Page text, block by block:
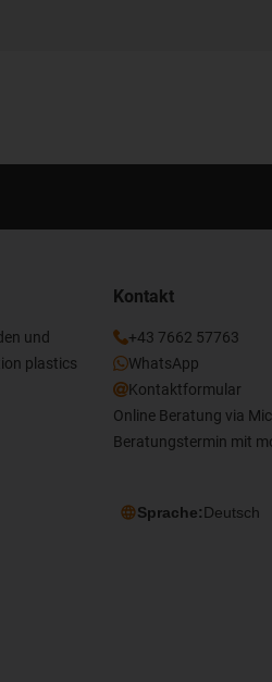
und
plastics
Kontakt
+43 7662 57763
WhatsApp
Kontaktformular
Online Beratung via
Beratungstermin mit
Sprache:Deutsch